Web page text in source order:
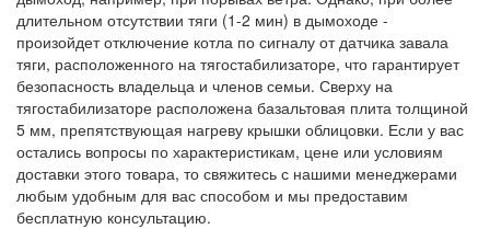
длительном отсутствии тяги (1-2 мин) в дымоходе -
произойдет отключение котла по сигналу от датчика завала
тяги, расположенного на тягостабилизаторе, что гарантирует
безопасность владельца и членов семьи. Сверху на
тягостабилизаторе расположена базальтовая плита толщиной
5 мм, препятствующая нагреву крышки облицовки. Если у вас
остались вопросы по характеристикам, цене или условиям
доставки этого товара, то свяжитесь с нашими менеджерами
любым удобным для вас способом и мы предоставим
бесплатную консультацию.